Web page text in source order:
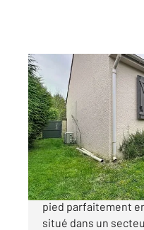
VAUREAL 95
120 m
, 6 pièces
Ref : 2243
Maison à vendre
430
VAUREAL -
pied parfaitement
situé dans un